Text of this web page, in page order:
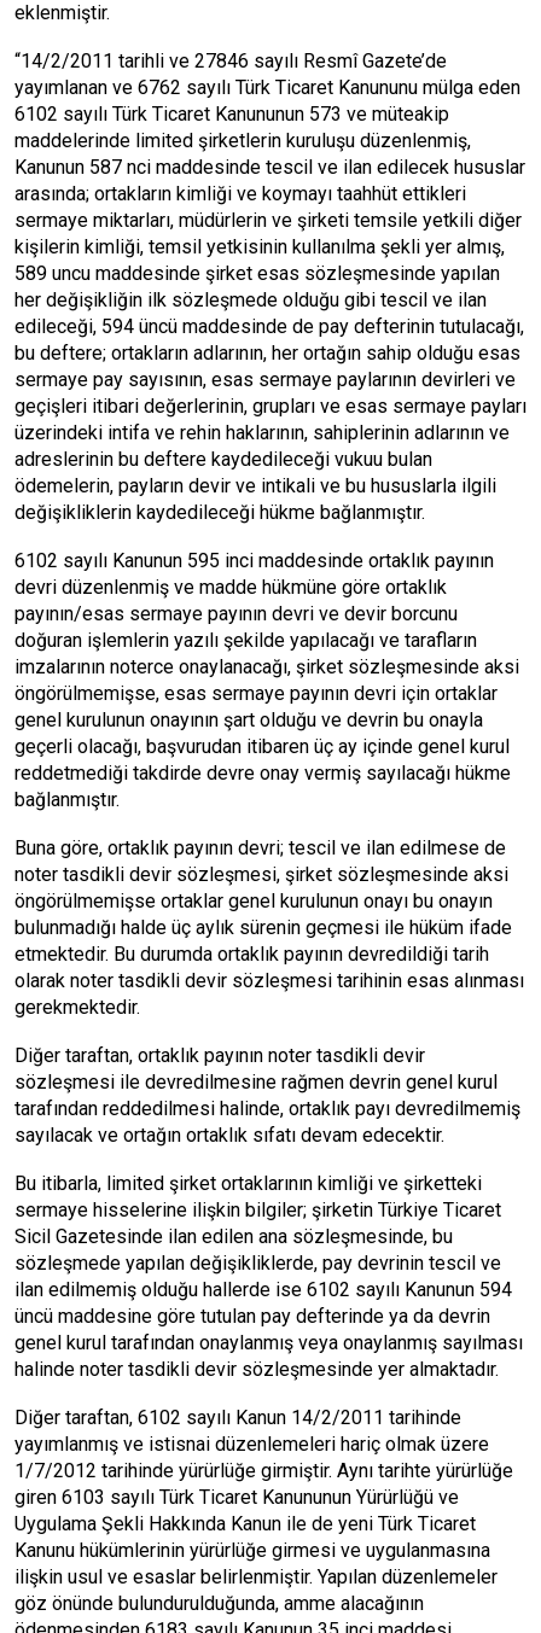
eklenmiştir.
“14/2/2011 tarihli ve 27846 sayılı Resmî Gazete’de
yayımlanan ve 6762 sayılı Türk Ticaret Kanununu mülga eden
6102 sayılı Türk Ticaret Kanununun 573 ve müteakip
maddelerinde limited şirketlerin kuruluşu düzenlenmiş,
Kanunun 587 nci maddesinde tescil ve ilan edilecek hususlar
arasında; ortakların kimliği ve koymayı taahhüt ettikleri
sermaye miktarları, müdürlerin ve şirketi temsile yetkili diğer
kişilerin kimliği, temsil yetkisinin kullanılma şekli yer almış,
589 uncu maddesinde şirket esas sözleşmesinde yapılan
her değişikliğin ilk sözleşmede olduğu gibi tescil ve ilan
edileceği, 594 üncü maddesinde de pay defterinin tutulacağı,
bu deftere; ortakların adlarının, her ortağın sahip olduğu esas
sermaye pay sayısının, esas sermaye paylarının devirleri ve
geçişleri itibari değerlerinin, grupları ve esas sermaye payları
üzerindeki intifa ve rehin haklarının, sahiplerinin adlarının ve
adreslerinin bu deftere kaydedileceği vukuu bulan
ödemelerin, payların devir ve intikali ve bu hususlarla ilgili
değişikliklerin kaydedileceği hükme bağlanmıştır.
6102 sayılı Kanunun 595 inci maddesinde ortaklık payının
devri düzenlenmiş ve madde hükmüne göre ortaklık
payının/esas sermaye payının devri ve devir borcunu
doğuran işlemlerin yazılı şekilde yapılacağı ve tarafların
imzalarının noterce onaylanacağı, şirket sözleşmesinde aksi
öngörülmemişse, esas sermaye payının devri için ortaklar
genel kurulunun onayının şart olduğu ve devrin bu onayla
geçerli olacağı, başvurudan itibaren üç ay içinde genel kurul
reddetmediği takdirde devre onay vermiş sayılacağı hükme
bağlanmıştır.
Buna göre, ortaklık payının devri; tescil ve ilan edilmese de
noter tasdikli devir sözleşmesi, şirket sözleşmesinde aksi
öngörülmemişse ortaklar genel kurulunun onayı bu onayın
bulunmadığı halde üç aylık sürenin geçmesi ile hüküm ifade
etmektedir. Bu durumda ortaklık payının devredildiği tarih
olarak noter tasdikli devir sözleşmesi tarihinin esas alınması
gerekmektedir.
Diğer taraftan, ortaklık payının noter tasdikli devir
sözleşmesi ile devredilmesine rağmen devrin genel kurul
tarafından reddedilmesi halinde, ortaklık payı devredilmemiş
sayılacak ve ortağın ortaklık sıfatı devam edecektir.
Bu itibarla, limited şirket ortaklarının kimliği ve şirketteki
sermaye hisselerine ilişkin bilgiler; şirketin Türkiye Ticaret
Sicil Gazetesinde ilan edilen ana sözleşmesinde, bu
sözleşmede yapılan değişikliklerde, pay devrinin tescil ve
ilan edilmemiş olduğu hallerde ise 6102 sayılı Kanunun 594
üncü maddesine göre tutulan pay defterinde ya da devrin
genel kurul tarafından onaylanmış veya onaylanmış sayılması
halinde noter tasdikli devir sözleşmesinde yer almaktadır.
Diğer taraftan, 6102 sayılı Kanun 14/2/2011 tarihinde
yayımlanmış ve istisnai düzenlemeleri hariç olmak üzere
1/7/2012 tarihinde yürürlüğe girmiştir. Aynı tarihte yürürlüğe
giren 6103 sayılı Türk Ticaret Kanununun Yürürlüğü ve
Uygulama Şekli Hakkında Kanun ile de yeni Türk Ticaret
Kanunu hükümlerinin yürürlüğe girmesi ve uygulanmasına
ilişkin usul ve esaslar belirlenmiştir. Yapılan düzenlemeler
göz önünde bulundurulduğunda, amme alacağının